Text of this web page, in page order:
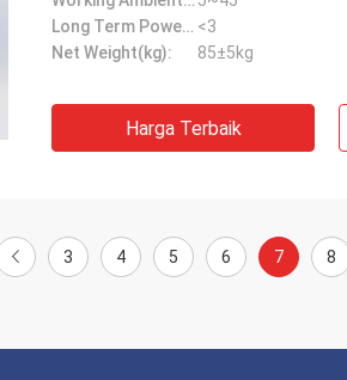
Long Term Power Stability(%): <3
Net Weight(kg):
85±5kg
Harga Terbaik
3 4 5 6 7 8